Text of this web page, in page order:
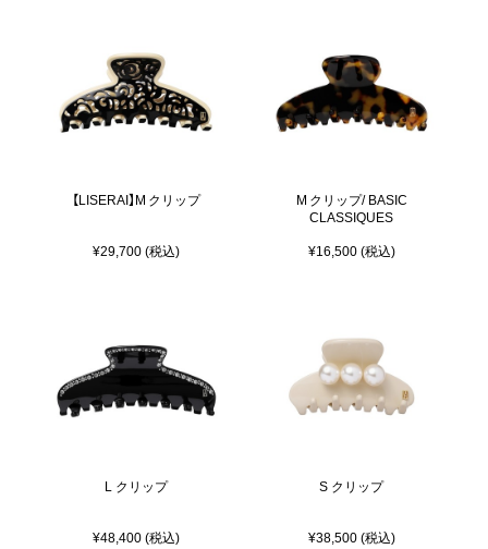
【LISERAI】M クリップ
¥29,700 (税込)
M クリップ/ BASIC
CLASSIQUES
¥16,500 (税込)
L クリップ
¥48,400 (税込)
S クリップ
¥38,500 (税込)